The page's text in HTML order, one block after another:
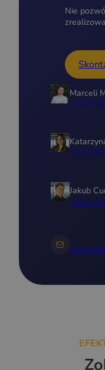
Nie
Marceli
+48
+48
Jakub
+48